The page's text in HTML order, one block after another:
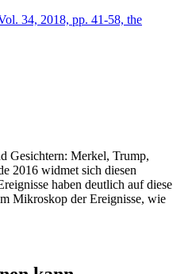
34, 2018, pp. 41-58, the
Gesichtern: Merkel, Trump,
2016 widmet sich diesen
haben deutlich auf diese
Mikroskop der Ereignisse, wie